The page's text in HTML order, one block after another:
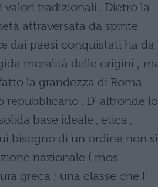
tradizionali . Dietro la
attraversata da spinte
dai paesi conquistati ha da
moralità delle origini ;
la grandezza di Roma
. D’ altronde lo
base ideale , etica ,
bisogno di un ordine non si
nazionale ( mos
greca ; una classe che l’